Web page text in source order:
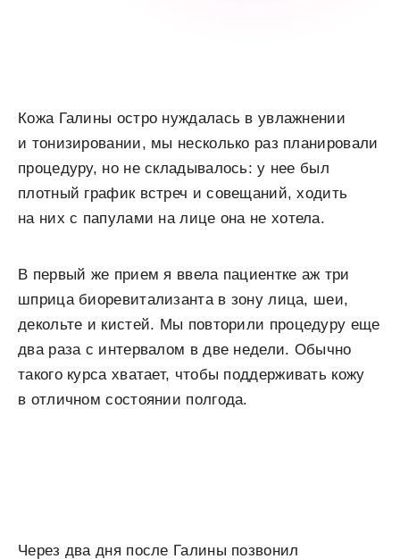
Кожа Галины остро нуждалась в увлажнении
и тонизировании, мы несколько раз планировали
процедуру, но не складывалось: у нее был
плотный график встреч и совещаний, ходить
на них с папулами на лице она не хотела.
В первый же прием я ввела пациентке аж три
шприца биоревитализанта в зону лица, шеи,
декольте и кистей. Мы повторили процедуру еще
два раза с интервалом в две недели. Обычно
такого курса хватает, чтобы поддерживать кожу
в отличном состоянии полгода.
Через два дня после Галины позвонил